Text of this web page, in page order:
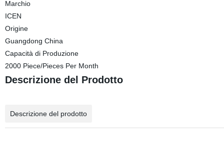
Marchio
ICEN
Origine
Guangdong China
Capacità di Produzione
2000 Piece/Pieces Per Month
Descrizione del Prodotto
Descrizione del prodotto